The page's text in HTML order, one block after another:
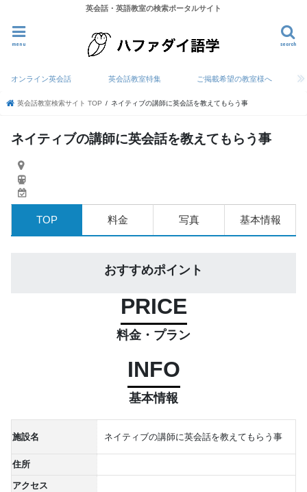
英会話・英語教室の検索ポータルサイト
search
menu
オンライン英会話 英会話教室特集 ご掲載希望の教室様へ
英会話教室検索サイト TOP ネイティブの講師に英会話を教えてもらう事
ネイティブの講師に英会話を教えてもらう事
TOP 料金 写真 基本情報
おすすめポイント
PRICE
料金・プラン
INFO
基本情報
施設名 ネイティブの講師に英会話を教えてもらう事
住所
アクセス